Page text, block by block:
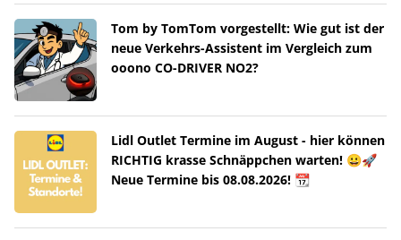
Tom by TomTom vorgestellt: Wie gut ist der
neue Verkehrs-Assistent im Vergleich zum
ooono CO-DRIVER NO2?
Lidl Outlet Termine im August - hier können
RICHTIG krasse Schnäppchen warten! 😀🚀
Neue Termine bis 08.08.2026! 📆